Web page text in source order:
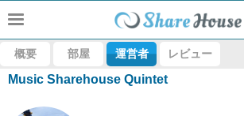
概要 部屋 運営者 レビュー
Music Sharehouse Quintet